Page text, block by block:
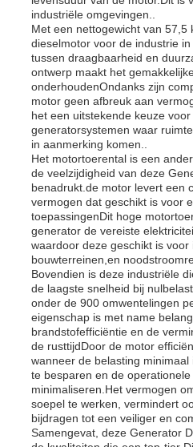
Thuis
Producten
Videos
Over ons
Fabrieksreis
Kwaliteitscontrole
Contacteer ons
nieuws
Alle Gevallen
industriële omgevingen..
Met een nettogewicht van 57,5
dieselmotor voor de industrie
tussen draagbaarheid en
ontwerp maakt het
onderhoudenOndanks zijn
motor geen afbreuk aan
het een uitstekende keuze
generatorsystemen waar
in aanmerking komen..
Het motortoerental is een
de veelzijdigheid van deze
benadrukt.de motor levert een
vermogen dat geschikt is voor
toepassingenDit hoge
generator de vereiste
waardoor deze geschikt is voor
bouwterreinen,en
Bovendien is deze industriële
de laagste snelheid bij
onder de 900 omwentelingen
eigenschap is met name
brandstofefficiëntie en de
de rusttijdDoor de motor
wanneer de belasting
te besparen en de
minimaliseren.Het vermogen
soepel te werken, vermindert
bijdragen tot een veiliger en
Samengevat, deze Generator